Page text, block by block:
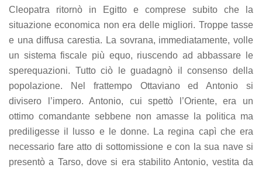
Cleopatra ritornò in Egitto e comprese subito che la
situazione economica non era delle migliori. Troppe tasse
e una diffusa carestia. La sovrana, immediatamente, volle
un sistema fiscale più equo, riuscendo ad abbassare le
sperequazioni. Tutto ciò le guadagnò il consenso della
popolazione. Nel frattempo Ottaviano ed Antonio si
divisero l’impero. Antonio, cui spettò l’Oriente, era un
ottimo comandante sebbene non amasse la politica ma
prediligesse il lusso e le donne. La regina capì che era
necessario fare atto di sottomissione e con la sua nave si
presentò a Tarso, dove si era stabilito Antonio, vestita da